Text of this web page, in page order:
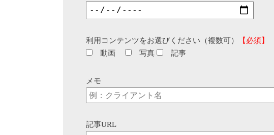
利用コンテンツをお選びください（複数可）
【必須】
動画
写真 記事
メモ
記事URL